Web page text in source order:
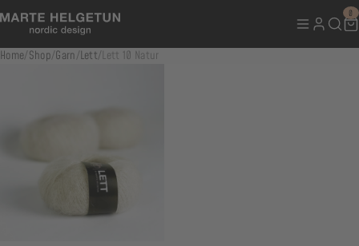
0
Home/Shop/Garn/Lett/Lett 10 Natur